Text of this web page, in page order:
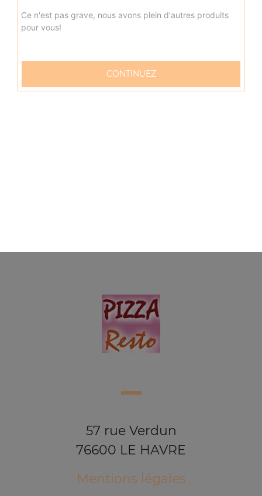
Petite portion de frites
Grande portion de frites
57 rue Verdun
76600 LE HAVRE
Mentions légales
Ce n'est pas grave, nous avons plein d'autres produits
pour vous!
CONTINUEZ